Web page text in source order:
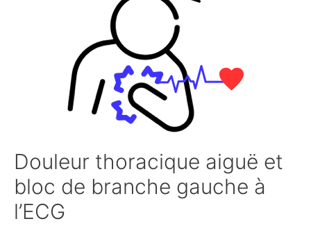
Douleur thoracique aiguë et
bloc de branche gauche à
l’ECG